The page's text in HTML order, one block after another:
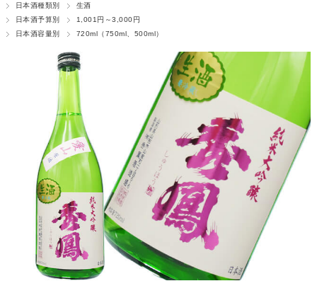
日本酒種類別
生酒
日本酒予算別
1,001円～3,000円
日本酒容量別
720ml（750ml、500ml）